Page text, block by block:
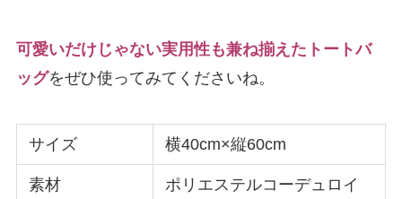
可愛いだけじゃない実用性も兼ね揃えたトートバ
ッグをぜひ使ってみてくださいね。
サイズ 横40cm×縦60cm
素材
ポリエステルコーデュロイ